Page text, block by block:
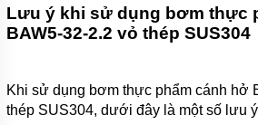
BƠM
CHÌM
HÚT
KENFEI
MÁY
Lưu ý khi sử dụng bơm thực
BAW5-32-2.2 vỏ thép SUS304
Khi sử dụng bơm thực phẩm cánh hở
thép SUS304, dưới đây là một số lưu